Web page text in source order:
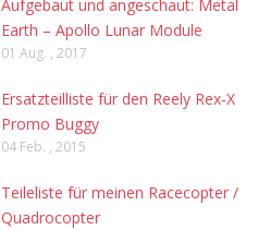
Aufgebaut und angeschaut: Metal
Earth – Apollo Lunar Module
01 Aug. , 2017
Ersatzteilliste für den Reely Rex-X
Promo Buggy
04 Feb. , 2015
Teileliste für meinen Racecopter /
Quadrocopter